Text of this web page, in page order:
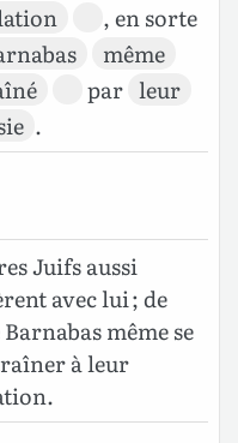
, en sorte
même
par leur
.
Juifs aussi
avec lui ; de
même se
à leur